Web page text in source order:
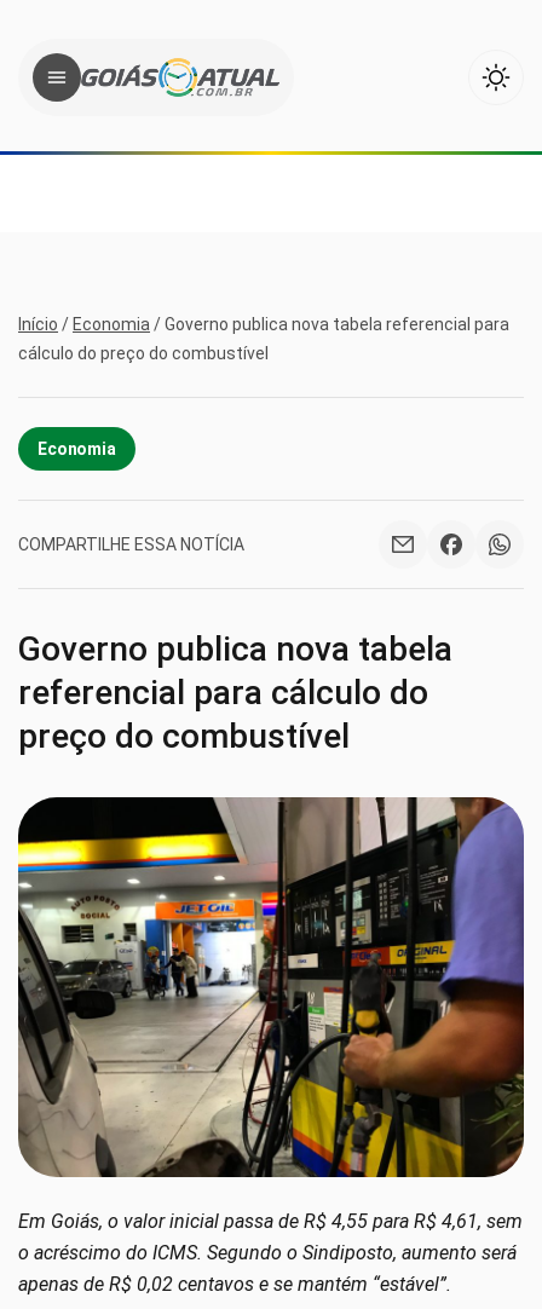
Início / Economia /Governo publica nova tabela referencial para
cálculo do preço do combustível
Economia
COMPARTILHE ESSA NOTÍCIA
Governo publica nova tabela
referencial para cálculo do
preço do combustível
Em Goiás, o valor inicial passa de R$ 4,55 para R$ 4,61, sem
o acréscimo do ICMS. Segundo o Sindiposto, aumento será
apenas de R$ 0,02 centavos e se mantém “estável”.